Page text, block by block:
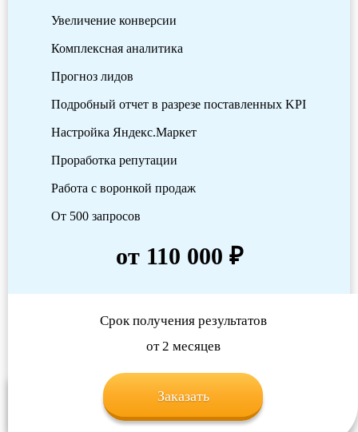
Увеличение конверсии
Комплексная аналитика
Прогноз лидов
Подробный отчет в разрезе поставленных KPI
Настройка Яндекс.Маркет
Проработка репутации
Работа с воронкой продаж
От 500 запросов
от 110 000 ₽
Срок получения результатов
от 2 месяцев
Заказать